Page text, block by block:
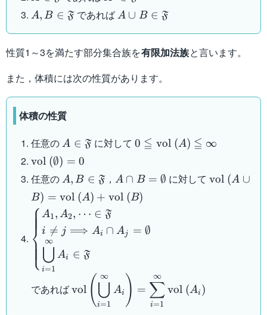
\mathfrak{F}
\mathfrak{F}
A,B \in
A, B ∈ F であればA \cup B \in
A ∪ B ∈ F
性質1～3を満たす部分集合族を有限加法族と言います。
また，体積には次の性質があります。
体積の性質
任意の A \in
\mathfrak{F}
A ∈ Fに対して 0 \leqq
\mathrm{vol}
\infty
0 ≦ vol (A) ≦ ∞
\mathrm{vol}
\ (\emptyset)
= 0
vol (∅) = 0
任意の A,B \in
\mathfrak{F}
A, B ∈ F ， A \cap B
=
\emptyset
A ∩ B = ∅ に対して
\ (A \cup
vol (A ∪
B) = vol (A) + vol (B)
\begin{cases} A_1 , A_2
, \cdots \in
\mathfrak{F}\\ i \neq j
\Longrightarrow A_i
\cap A_j = \emptyset\\
\displaystyle
\bigcup_{i=1}^{\infty}
A_i \in \mathfrak{F}
⎩
⎨
⎧A1, A2, ⋯ ∈ F
i 
= j ⟹ Ai ∩ Aj = ∅
i=1
⋃
∞
Ai ∈ F
であれば
\displaystyle
\mathrm{vol} \left(
\bigcup_{i=1}^{\infty}
vol ( i=1
⋃
∞
Ai ) =
i=1
∑
∞
vol (Ai )